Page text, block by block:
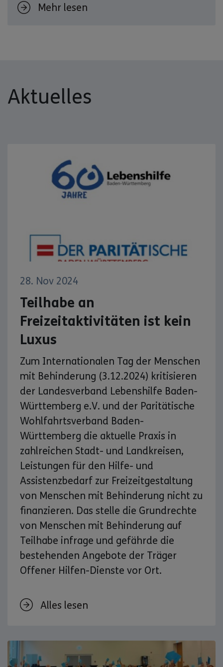
Mehr lesen
Aktuelles
28. Nov 2024
Teilhabe an
Freizeitaktivitäten ist kein
Luxus
Zum Internationalen Tag der Menschen
mit Behinderung (3.12.2024) kritisieren
der Landesverband Lebenshilfe Baden-
Württemberg e.V. und der Paritätische
Wohlfahrtsverband Baden-
Württemberg die aktuelle Praxis in
zahlreichen Stadt- und Landkreisen,
Leistungen für den Hilfe- und
Assistenzbedarf zur Freizeitgestaltung
von Menschen mit Behinderung nicht zu
finanzieren. Das stelle die Grundrechte
von Menschen mit Behinderung auf
Teilhabe infrage und gefährde die
bestehenden Angebote der Träger
Offener Hilfen-Dienste vor Ort.
Alles lesen